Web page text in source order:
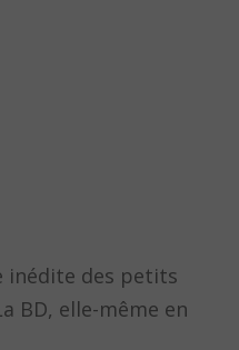
inédite des petits
BD, elle-même en